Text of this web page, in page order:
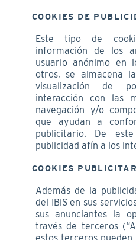
COOKIES DE
Este tipo de
información de los
usuario anónimo en
otros, se almacena
visualización de
interacción con las
navegación y/o
que ayudan a
publicitario. De
publicidad afín a los
COOKIES
Además de la
del IBiS en sus
sus anunciantes la
través de terceros
estos terceros